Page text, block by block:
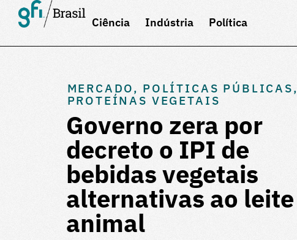
Ciência Indústria Política
MERCADO, POLÍTICAS PÚBLICAS,
PROTEÍNAS VEGETAIS
Governo zera por
decreto o IPI de
bebidas vegetais
alternativas ao leite
animal